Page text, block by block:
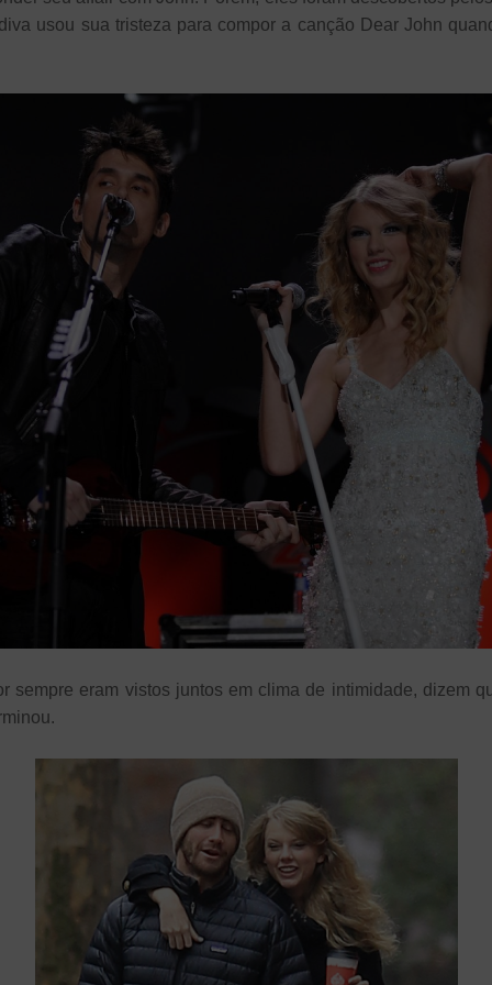
usou sua tristeza para compor a canção Dear John
sempre eram vistos juntos em clima de intimidade, dizem